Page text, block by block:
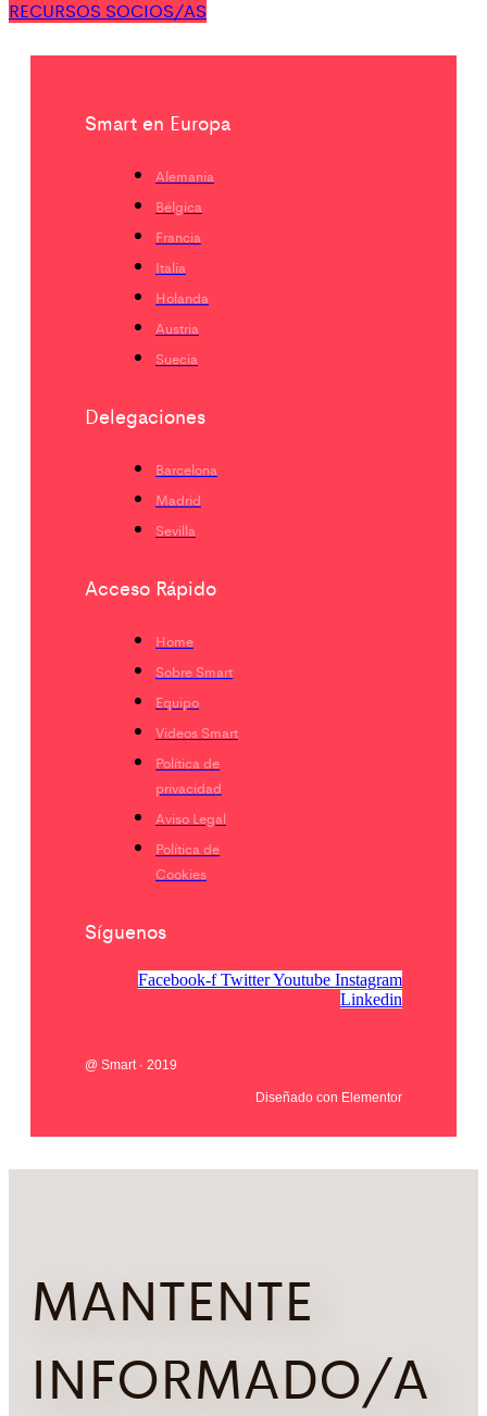
RECURSOS SOCIOS/AS
Smart en Europa
Alemania
Bélgica
Francia
Italia
Holanda
Austria
Suecia
Delegaciones
Barcelona
Madrid
Sevilla
Acceso Rápido
Home
Sobre Smart
Equipo
Videos Smart
Política de
privacidad
Aviso Legal
Política de
Cookies
Síguenos
Facebook-f TwitterYoutube Instagram
Linkedin
@ Smart · 2019
Diseñado con Elementor
MANTENTE
INFORMADO/A